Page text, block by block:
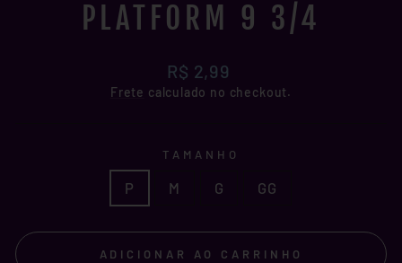
PLATFORM 9 3/4
Preço
normal
R$ 2,99
Frete calculado no checkout.
TAMANHO
P M G GG
ADICIONAR AO CARRINHO